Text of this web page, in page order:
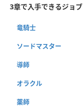
3章で入手できるジョブ
竜騎士
ソードマスター
導師
オラクル
薬師